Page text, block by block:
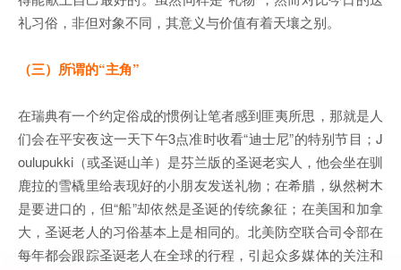
礼习俗，非但对象不同，其意义与价值有着天壤之别。
（三）所谓的“主角”
在瑞典有一个约定俗成的惯例让笔者感到匪夷所思，那就是人
们会在平安夜这一天下午3点准时收看“迪士尼”的特别节目；J
oulupukki（或圣诞山羊）是芬兰版的圣诞老实人，他会坐在驯
鹿拉的雪橇里给表现好的小朋友发送礼物；在希腊，纵然树木
是要进口的，但“船”却依然是圣诞的传统象征；在美国和加拿
大，圣诞老人的习俗基本上是相同的。北美防空联合司令部在
每年都会跟踪圣诞老人在全球的行程，引起众多媒体的关注和